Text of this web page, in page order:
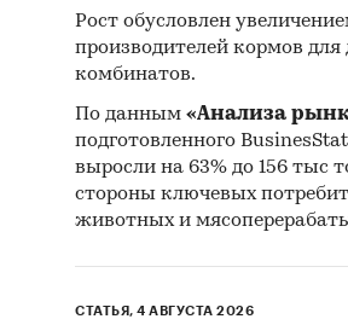
Рост обусловлен
производителей кормов
комбинатов.
По данным «Анализа
подготовленного
выросли на 63% до 156 тыс
стороны ключевых
животных и
СТАТЬЯ, 4 АВГУСТА 2026